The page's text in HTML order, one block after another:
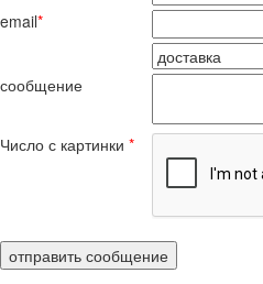
email*
сообщение
Число с картинки *